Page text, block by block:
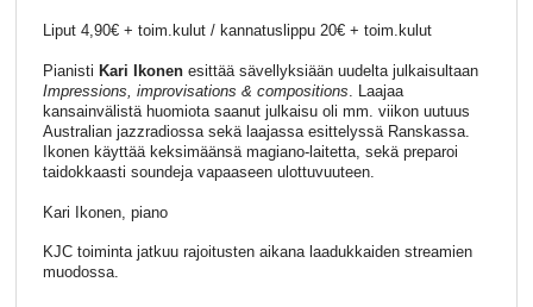
Liput 4,90€ + toim.kulut / kannatuslippu 20€ + toim.kulut
Pianisti Kari Ikonenesittää sävellyksiään uudelta julkaisultaan
Impressions, improvisations & compositions. Laajaa
kansainvälistä huomiota saanut julkaisu oli mm. viikon uutuus
Australian jazzradiossa sekä laajassa esittelyssä Ranskassa.
Ikonen käyttää keksimäänsä magiano-laitetta, sekä preparoi
taidokkaasti soundeja vapaaseen ulottuvuuteen.
Kari Ikonen, piano
KJC toiminta jatkuu rajoitusten aikana laadukkaiden streamien
muodossa.